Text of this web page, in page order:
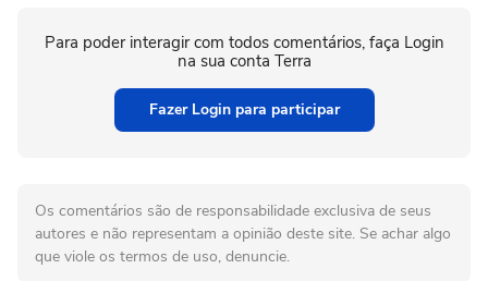
Para poder interagir com todos comentários, faça Login
na sua conta Terra
Fazer Login para participar
Os comentários são de responsabilidade exclusiva de seus
autores e não representam a opinião deste site. Se achar algo
que viole os termos de uso, denuncie.